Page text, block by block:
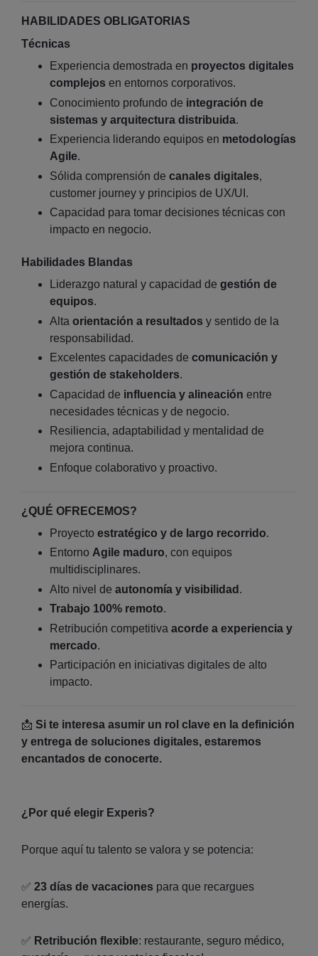
HABILIDADES OBLIGATORIAS
Técnicas
Experiencia demostrada en proyectos digitales
complejos en entornos corporativos.
Conocimiento profundo de integración de
sistemas y arquitectura distribuida.
Experiencia liderando equipos en metodologías
Agile.
Sólida comprensión de canales digitales,
customer journey y principios de UX/UI.
Capacidad para tomar decisiones técnicas con
impacto en negocio.
Habilidades Blandas
Liderazgo natural y capacidad de gestión de
equipos.
Alta orientación a resultados y sentido de la
responsabilidad.
Excelentes capacidades de comunicación y
gestión de stakeholders.
Capacidad de influencia y alineación entre
necesidades técnicas y de negocio.
Resiliencia, adaptabilidad y mentalidad de
mejora continua.
Enfoque colaborativo y proactivo.
¿QUÉ OFRECEMOS?
Proyecto estratégico y de largo recorrido.
Entorno Agile maduro, con equipos
multidisciplinares.
Alto nivel de autonomía y visibilidad .
Trabajo 100% remoto.
Retribución competitiva acorde a experiencia y
mercado.
Participación en iniciativas digitales de alto
impacto.
📩 Si te interesa asumir un rol clave en la definición
y entrega de soluciones digitales, estaremos
encantados de conocerte.
¿Por qué elegir Experis?
Porque aquí tu talento se valora y se potencia:
✅ 23 días de vacaciones para que recargues
energías.
✅ Retribución flexible: restaurante, seguro médico,